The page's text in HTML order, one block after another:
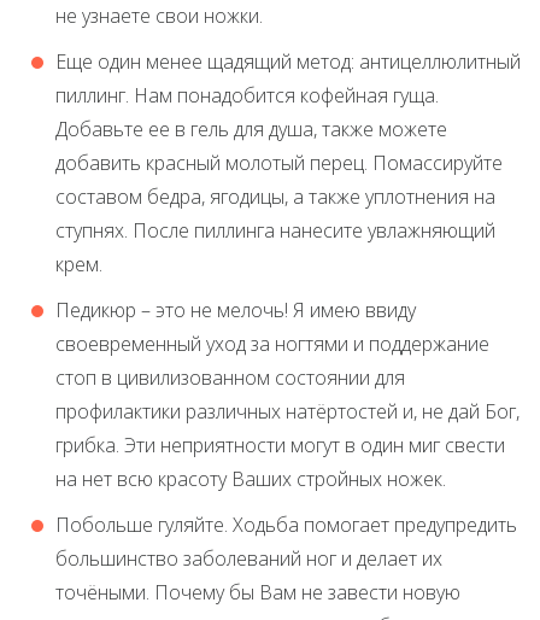
не узнаете свои ножки.
Еще один менее щадящий метод: антицеллюлитный
пиллинг. Нам понадобится кофейная гуща.
Добавьте ее в гель для душа, также можете
добавить красный молотый перец. Помассируйте
составом бедра, ягодицы, а также уплотнения на
ступнях. После пиллинга нанесите увлажняющий
крем.
Педикюр – это не мелочь! Я имею ввиду
своевременный уход за ногтями и поддержание
стоп в цивилизованном состоянии для
профилактики различных натёртостей и, не дай Бог,
грибка. Эти неприятности могут в один миг свести
на нет всю красоту Ваших стройных ножек.
Побольше гуляйте. Ходьба помогает предупредить
большинство заболеваний ног и делает их
точёными. Почему бы Вам не завести новую